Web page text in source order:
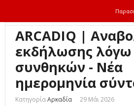
ARCADIQ |
εκδήλωσης λόγω
συνθηκών - Νέα
ημερομηνία
ΚατηγορίαΑρκαδία 29 Μάι 2026